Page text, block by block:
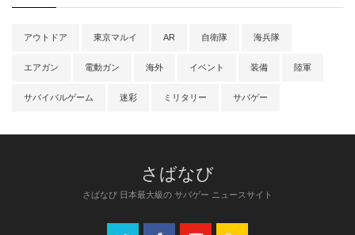
アウトドア 東京マルイ AR 自衛隊 海兵隊
エアガン 電動ガン 海外 イベント 装備 陸軍
サバイバルゲーム 迷彩 ミリタリー サバゲー
さばなび 日本最大級の サバゲー ニュースサイト